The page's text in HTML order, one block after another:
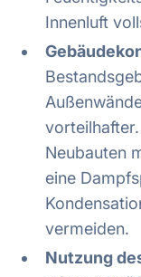
Innenluft
Neubauten
eine
vermeiden.
Nutzung